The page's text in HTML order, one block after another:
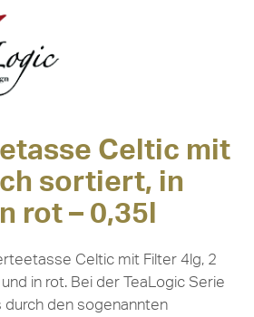
Celtic mit
sortiert, in
rot – 0,35l
Celtic mit Filter 4lg, 2
in rot. Bei der TeaLogic Serie
durch den sogenannten